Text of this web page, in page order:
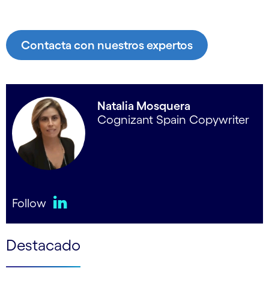
Contacta con nuestros expertos
Natalia Mosquera
Cognizant Spain Copywriter
Follow
Destacado